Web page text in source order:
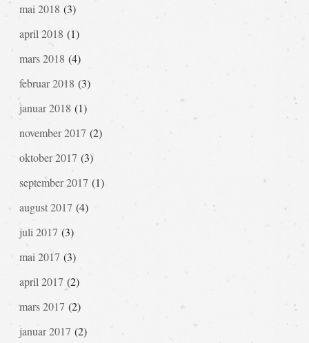
mai 2018 (3)
april 2018 (1)
mars 2018 (4)
februar 2018 (3)
januar 2018 (1)
november 2017 (2)
oktober 2017 (3)
september 2017 (1)
august 2017 (4)
juli 2017 (3)
mai 2017 (3)
april 2017 (2)
mars 2017 (2)
januar 2017 (2)